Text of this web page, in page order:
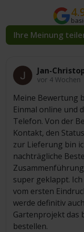
Ihre Meinung
Jan-
vor 4 Wochen
Meine Bewertung
Einmal online und
Telefon. Von der
Kontakt, den
zur Lieferung bin
nachträgliche
super geklappt.
vom ersten
werde definitiv
Gartenprojekt das
bestellen.